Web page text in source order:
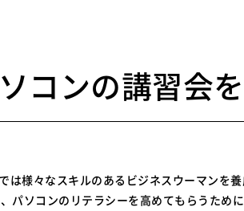
コンの講習会
は様々なスキルのあるビジネスウーマンを養
パソコンのリテラシーを高めてもらうため